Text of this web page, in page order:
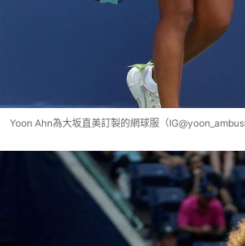
Yoon Ahn為大坂直美訂製的網球服（